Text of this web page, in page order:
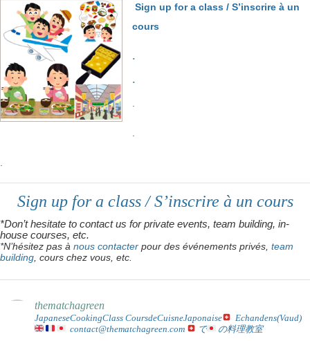
Sign up for a class / S’inscrire à un
cours
.
.
Sign up for a class / S’inscrire à un cours
*Don’t hesitate to contact us for private events, team building, in-
house courses, etc.
*N’hésitez pas à nous contacter pour des événements privés, team
building, cours chez vous, etc.
thematchagreen
JapaneseCookingClass CoursdeCuisneJaponaise
Echandens(Vaud)
contact@thematchagreen.com
で の料理教室